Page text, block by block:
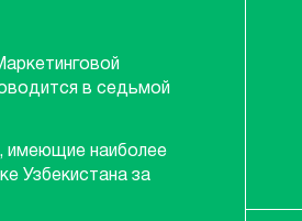
в седьмой
имеющие наиболее
Узбекистана за